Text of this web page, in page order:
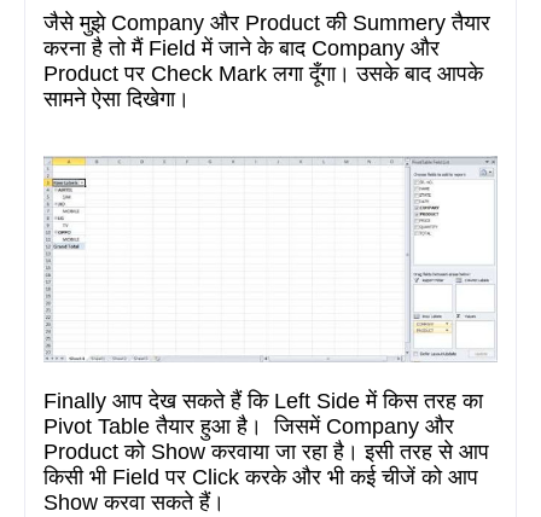
जैसे मुझे Company और Productकी Summeryतैयार
करना है तो मैं Fieldमें जाने के बाद Company और
Productपर Check Markलगा दूँगा। उसके बाद आपके
सामने ऐसा दिखेगा।
Finally आप देख सकते हैं कि Left Sideमें किस तरह का
Pivot Tableतैयार हुआ है। जिसमें Company और
Productको Showकरवाया जा रहा है। इसी तरह से आप
किसी भी Fieldपर C lickकरके और भी कईचीजें को आप
Showकरवा सकते हैं।